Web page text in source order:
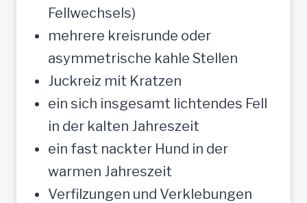
Fellwechsels)
mehrere kreisrunde oder
asymmetrische kahle Stellen
Juckreiz mit Kratzen
ein sich insgesamt lichtendes Fell
in der kalten Jahreszeit
ein fast nackter Hund in der
warmen Jahreszeit
Verfilzungen und Verklebungen